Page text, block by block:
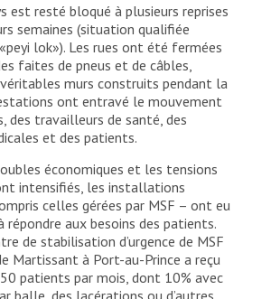
est resté bloqué à plusieurs reprises
semaines (situation qualifiée
lok»). Les rues ont été fermées
faites de pneus et de câbles,
murs construits pendant la
ont entravé le mouvement
des travailleurs de santé, des
et des patients.
économiques et les tensions
intensifiés, les installations
celles gérées par MSF – ont eu
aux besoins des patients.
de stabilisation d’urgence de MSF
Martissant à Port-au-Prince a reçu
patients par mois, dont 10% avec
balle, des lacérations ou d’autres